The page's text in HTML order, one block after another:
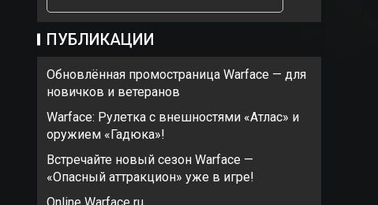
ПУБЛИКАЦИИ
Обновлённая промостраница Warface — для
новичков и ветеранов
Warface: Рулетка с внешностями «Атлас» и
оружием «Гадюка»!
Встречайте новый сезон Warface —
«Опасный аттракцион» уже в игре!